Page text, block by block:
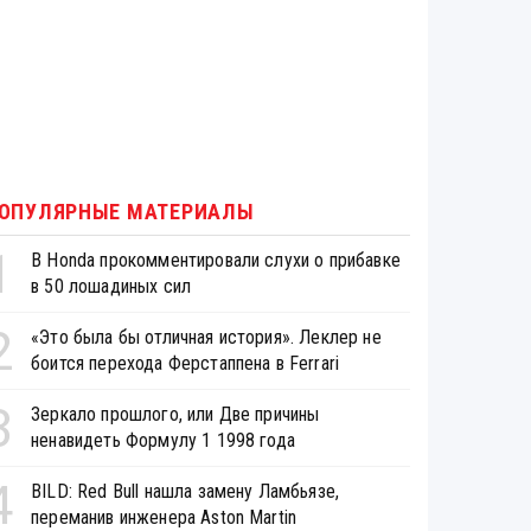
МАТЕРИАЛЫ
В Honda прокомментировали слухи о прибавке
в 50 лошадиных сил
«Это была бы отличная история». Леклер не
боится перехода Ферстаппена в Ferrari
Зеркало прошлого, или Две причины
ненавидеть Формулу 1 1998 года
BILD: Red Bull нашла замену Ламбьязе,
переманив инженера Aston Martin